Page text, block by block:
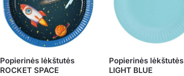
Popierinės lėkštutės
ROCKET SPACE
Popierinės lėkštutės
LIGHT BLUE